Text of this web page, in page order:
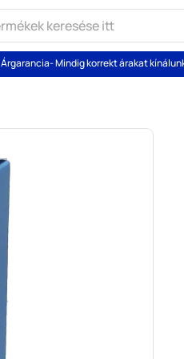
Árgarancia- Mindig korrekt árakat